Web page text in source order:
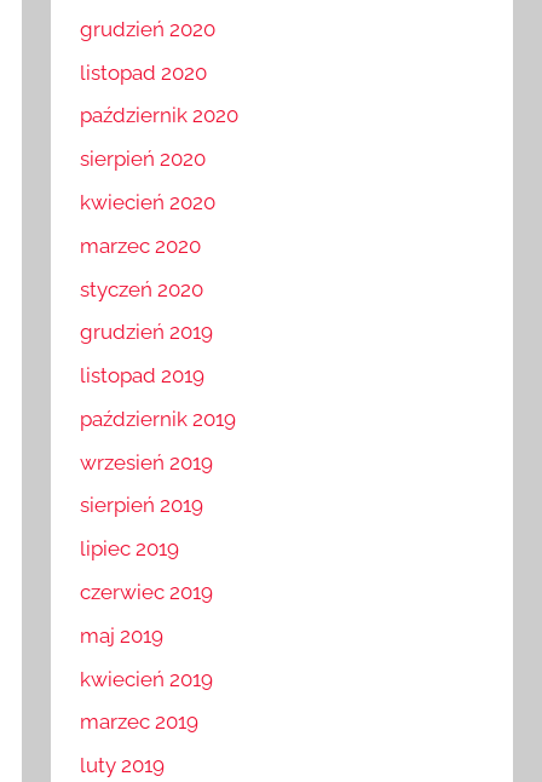
grudzień 2020
listopad 2020
październik 2020
sierpień 2020
kwiecień 2020
marzec 2020
styczeń 2020
grudzień 2019
listopad 2019
październik 2019
wrzesień 2019
sierpień 2019
lipiec 2019
czerwiec 2019
maj 2019
kwiecień 2019
marzec 2019
luty 2019